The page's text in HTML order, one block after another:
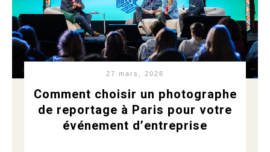
27 mars, 2026
Comment choisir un photographe
de reportage à Paris pour votre
événement d’entreprise